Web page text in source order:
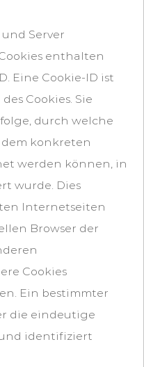
Server
enthalten
Eine Cookie-ID ist
Cookies. Sie
durch welche
konkreten
werden können, in
wurde. Dies
Internetseiten
Browser der
Cookies
Ein bestimmter
die eindeutige
identifiziert